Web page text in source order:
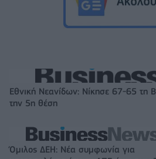
Εθνική Νεανίδων: Νίκησε 67-65 τη
την 5η θέση
Όμιλος ΔΕΗ: Νέα συμφωνία για